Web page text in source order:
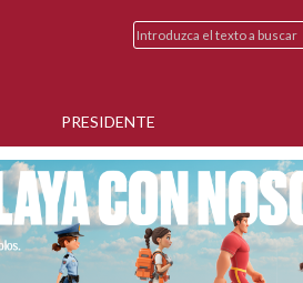
PRESIDENTE